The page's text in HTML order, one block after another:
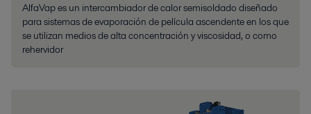
AlfaVap es un intercambiador de calor semisoldado diseñado
para sistemas de evaporación de película ascendente en los que
se utilizan medios de alta concentración y viscosidad, o como
rehervidor